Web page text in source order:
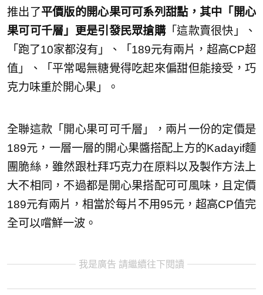
推出了平價版的開心果可可系列甜點，其中「開心
果可可千層」更是引發民眾搶購「這款賣很快」、
「跑了10家都沒有」、「189元有兩片，超高CP超
值」、「平常喝無糖覺得吃起來偏甜但能接受，巧
克力味重於開心果」。
全聯這款「開心果可可千層」，兩片一份的定價是
189元，一層一層的開心果醬搭配上方的Kadayif麵
團脆絲，雖然跟杜拜巧克力在原料以及製作方法上
大不相同，不過都是開心果搭配可可風味，且定價
189元有兩片，相當於每片不用95元，超高CP值完
全可以嚐鮮一波。
我是廣告 請繼續往下閱讀